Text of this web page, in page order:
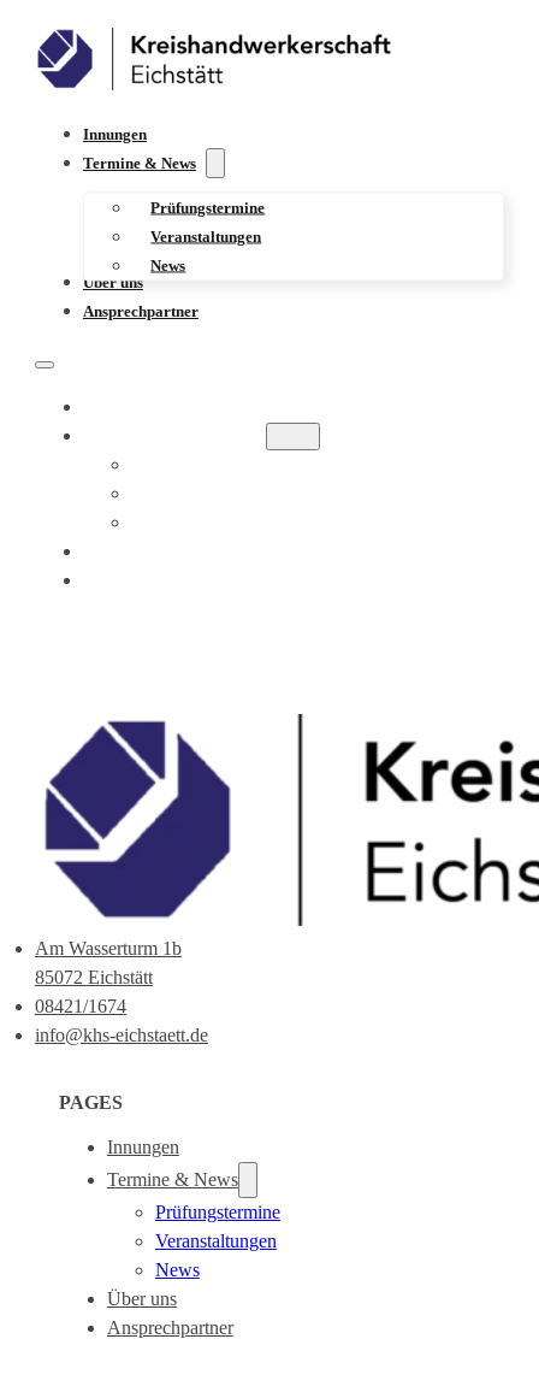
Innungen
Termine & News
Prüfungstermine
Veranstaltungen
News
Über uns
Ansprechpartner
Am Wasserturm 1b
85072 Eichstätt
08421/1674
info@khs-eichstaett.de
PAGES
Innungen
Termine & News
Prüfungstermine
Veranstaltungen
News
Über uns
Ansprechpartner